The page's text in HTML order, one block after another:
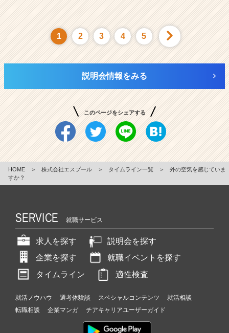
1 2 3 4 5
説明会情報をみる
このページをシェアする
HOME ＞ 株式会社エスプール ＞ タイムライン一覧 ＞
外の空気を感じていま
すか？
SERVICE 就職サービス
求人を探す
説明会を探す
企業を探す
就職イベントを探す
タイムライン
適性検査
就活ノウハウ 選考体験談 スペシャルコンテンツ
就活相談
転職相談
企業マンガ チアキャリアユーザーガイド